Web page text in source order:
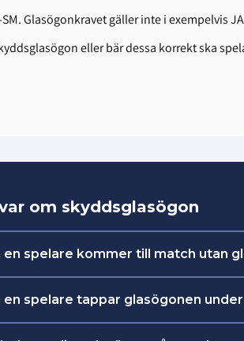
Glasögonkravet gäller inte i exempelvis
eller bär dessa korrekt ska
om skyddsglasögon
en spelare kommer till match utan
har med sig ett par extra
en spelare tappar glasögonen
vidare tills nästa avblåsning.